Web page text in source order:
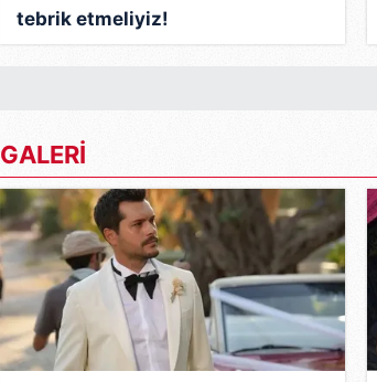
tebrik etmeliyiz!
GALERİ